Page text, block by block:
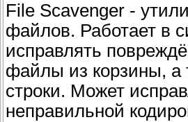
File Scavenger -
файлов. Работает в
исправлять
файлы из корзины, а
строки. Может
неправильной